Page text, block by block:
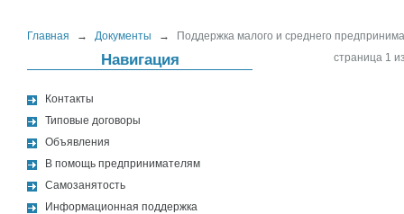
Главная → Документы → Поддержка малого и среднего
Навигация
Контакты
Типовые договоры
Объявления
В помощь предпринимателям
Самозанятость
Информационная поддержка
страница 1